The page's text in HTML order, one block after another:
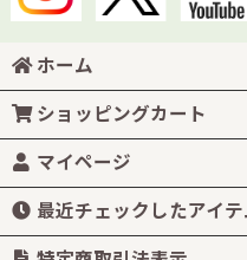
ホーム
ショッピングカート
マイページ
最近チェックしたアイテ